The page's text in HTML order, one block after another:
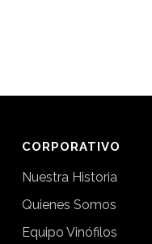
CORPORATIVO
Nuestra Historia
Quienes Somos
Equipo Vinófilos